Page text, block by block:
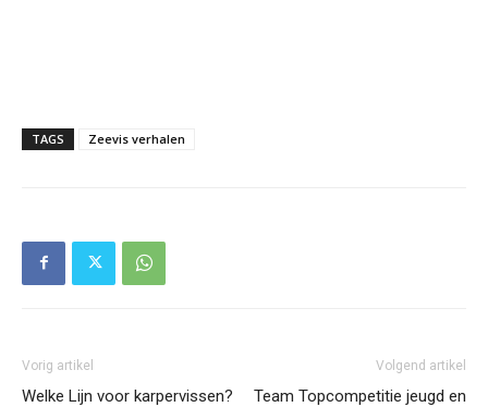
TAGS Zeevis verhalen
Vorig artikel
Welke Lijn voor karpervissen?
Volgend artikel
Team Topcompetitie jeugd en